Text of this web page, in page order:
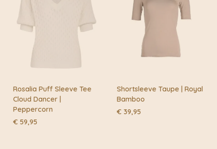
Rosalia Puff Sleeve Tee
Cloud Dancer |
Peppercorn
€ 59,95
Shortsleeve Taupe | Royal
Bamboo
€ 39,95